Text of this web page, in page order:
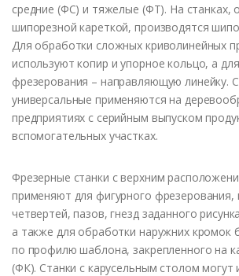
средние (ФС) и тяжелые (ФТ). На станках,
шипорезной кареткой, производятся
Для обработки сложных криволинейных
используют копир и упорное кольцо, а
фрезерования – направляющую линейку.
универсальные применяются на
предприятиях с серийным выпуском
вспомогательных участках.
Фрезерные станки с верхним
применяют для фигурного фрезерования,
четвертей, пазов, гнезд заданного
а также для обработки наружних кромок
по профилю шаблона, закрепленного на
(ФК). Станки с карусельным столом могут